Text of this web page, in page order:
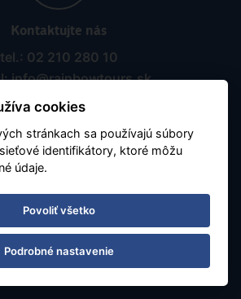
Kontaktujte nás
tel.: 02 210 280 10
info@rainbowtours.sk
Pobočka Ostrava
Nádražní 142/20
cookies
stránkach sa používajú súbory
identifikátory, ktoré môžu
údaje.
Povoliť všetko
Podrobné nastavenie